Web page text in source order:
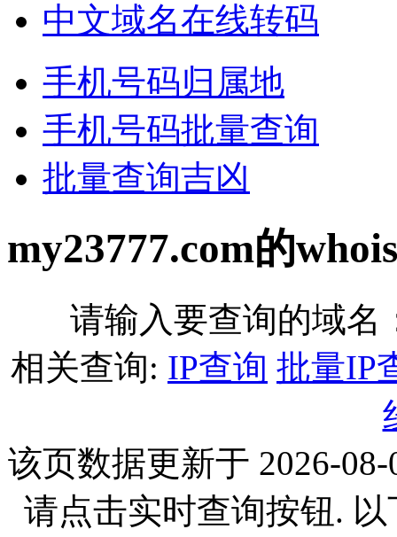
中文域名在线转码
手机号码归属地
手机号码批量查询
批量查询吉凶
my23777.com的
请输入要查询的域名
相关查询: IP查询 批量IP
该页数据更新于 2026-
请点击实时查询按钮.